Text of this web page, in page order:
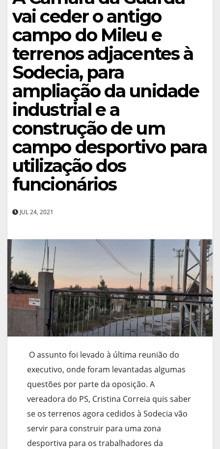
vai ceder o antigo
campo do Mileu e
terrenos adjacentes à
Sodecia, para
ampliação da unidade
industrial e a
construção de um
campo desportivo para
utilização dos
funcionários
JUL 24, 2021
O assunto foi levado à última reunião do
executivo, onde foram levantadas algumas
questões por parte da oposição. A
vereadora do PS, Cristina Correia quis saber
se os terrenos agora cedidos à Sodecia vão
servir para construir para uma zona
desportiva para os trabalhadores da